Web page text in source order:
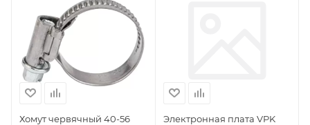
Хомут червячный 40-56
Электронная плата VPK